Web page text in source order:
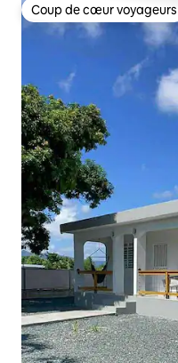
Coup de cœur voyageurs
Coup de cœur voyageurs